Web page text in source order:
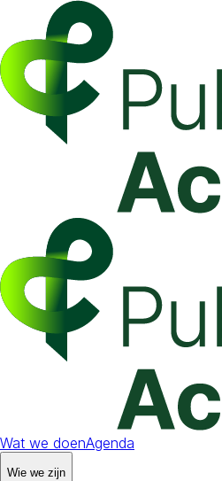
Wat we doenAgenda
Wie we zijn